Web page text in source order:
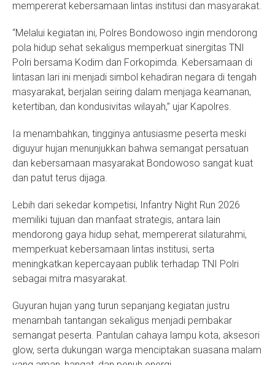
mempererat kebersamaan lintas institusi dan masyarakat.
“Melalui kegiatan ini, Polres Bondowoso ingin mendorong
pola hidup sehat sekaligus memperkuat sinergitas TNI
Polri bersama Kodim dan Forkopimda. Kebersamaan di
lintasan lari ini menjadi simbol kehadiran negara di tengah
masyarakat, berjalan seiring dalam menjaga keamanan,
ketertiban, dan kondusivitas wilayah,” ujar Kapolres.
Ia menambahkan, tingginya antusiasme peserta meski
diguyur hujan menunjukkan bahwa semangat persatuan
dan kebersamaan masyarakat Bondowoso sangat kuat
dan patut terus dijaga.
Lebih dari sekedar kompetisi, Infantry Night Run 2026
memiliki tujuan dan manfaat strategis, antara lain
mendorong gaya hidup sehat, mempererat silaturahmi,
memperkuat kebersamaan lintas institusi, serta
meningkatkan kepercayaan publik terhadap TNI Polri
sebagai mitra masyarakat.
Guyuran hujan yang turun sepanjang kegiatan justru
menambah tantangan sekaligus menjadi pembakar
semangat peserta. Pantulan cahaya lampu kota, aksesori
glow, serta dukungan warga menciptakan suasana malam